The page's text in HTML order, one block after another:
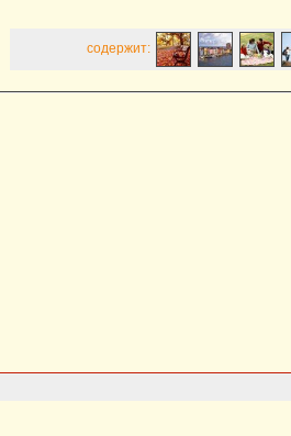
содержит: